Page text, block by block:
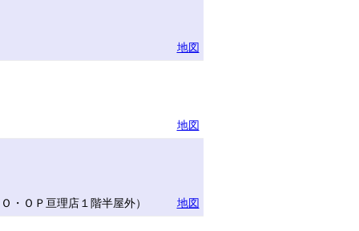
地図
地図
ＯＰ亘理店１階半屋外）
地図